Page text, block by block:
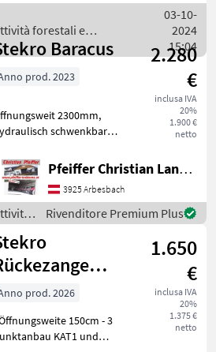
Baracus, Baujahr 2024. D
forestali e
del legno /
03-10-
2024
15:04
Baracus
2.280
€
inclusa IVA
20%
1.900 €
netto
prod. 2023
2300mm,
schwenkbar
lavorazione del legno Pinze
per tronchi
Pfeiffer Christian Landtechnik
3925 Arbesbach
/
Rivenditore Premium Plus
Mini
1.650
€
inclusa IVA
20%
1.375 €
netto
prod. 2026
150cm - 3
KAT1 und